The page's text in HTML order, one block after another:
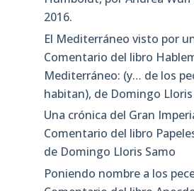
2016.
El Mediterráneo visto por
Comentario del libro
Mediterráneo: (y… de los
habitan), de Domingo Lloris
Una crónica del Gran
Comentario del libro
de Domingo Lloris Samo
Poniendo nombre a los